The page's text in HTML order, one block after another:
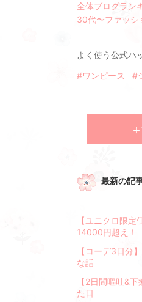
全体ブログラン
30代〜ファッシ
よく使う公式ハ
#ワンピース #
最新の記
【ユニクロ限定
14000円超え！
【コーデ3日分
な話
【2日間嘔吐&
た日